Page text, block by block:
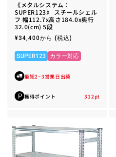
《メタルシステム：
SUPER123》 スチールシェル
フ 幅112.7x高さ184.0x奥行
32.0(cm) 5段
通
価
格
¥34,400から (税込)
SUPER123 カラー対応
最短2~3営業日出荷
P 獲得ポイント 312pt